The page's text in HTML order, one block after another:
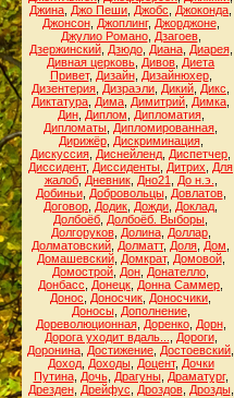
Джина Джо Пеши Джобс Джоконда
Джонсон, Джоплинг, Джорджоне,
Джулио Романо, Дзагоев,
Дзержинский, Дзюдо, Диана, Диарея,
Дивная церковь Дивов Диета
Привет, Дизайн, Дизайнюхер,
Дизентерия Дизраэли Дикий Дикс
Диктатура Дима Димитрий Димка
Дин, Диплом Дипломатия,
Дипломаты Дипломированная
Дирижёр, Дискриминация,
Дискуссия Диснейленд Диспетчер
Диссидент, Диссиденты Дитрих
Для
жалоб, Дневник, Дно21 До н.э.
Добиньи, Добровольцы, Довлатов,
Договор Додик Дожди Доклад
Долбоёб Долбоёб. Выборы
Долгоруков, Долина, Доллар,
Долматовский Долматт, Доля Дом
Домашевский, Домкрат, Домовой,
Домострой Дон Донателло
Донбасс
Донецк Донна Саммер
Донос
Доносчик Доносчики
Доносы, Дополнение,
Дореволюционная, Доренко, Дорн,
Дорога уходит вдаль...
Дороги,
Доронина Достижение Достоевский
Доход, Доходы, Доцент, Дочки
Путина, Дочь, Драгуны, Драматург,
Дрезден, Дрейфус Дроздов, Дрозды,